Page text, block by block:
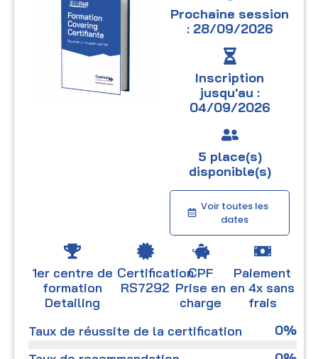
Prochaine session
: 28/09/2026
Inscription
jusqu'au :
04/09/2026
5 place(s)
disponible(s)
Voir toutes les
dates
1er centre de
formation
Detailing
Certification
RS7292
CPF
Prise en
charge
Paiement
en 4x sans
frais
Taux de réussite de la certification
0%